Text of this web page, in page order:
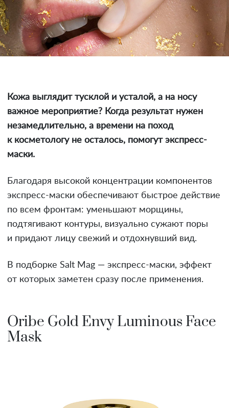
Кожа выглядит тусклой и усталой, а на носу
важное мероприятие? Когда результат нужен
незамедлительно, а времени на поход
к косметологу не осталось, помогут экспресс-
маски.
Благодаря высокой концентрации компонентов
экспресс-маски обеспечивают быстрое действие
по всем фронтам: уменьшают морщины,
подтягивают контуры, визуально сужают поры
и придают лицу свежий и отдохнувший вид.
В подборке Salt Mag — экспресс-маски, эффект
от которых заметен сразу после применения.
Oribe Gold Envy Luminous Face
Mask